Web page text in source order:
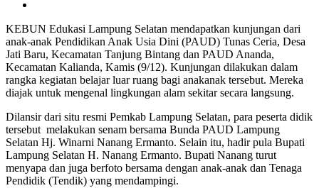
KEBUN Edukasi Lampung Selatan mendapatkan kunjungan dari
anak-anak Pendidikan Anak Usia Dini (PAUD) Tunas Ceria, Desa
Jati Baru, Kecamatan Tanjung Bintang dan PAUD Ananda,
Kecamatan Kalianda, Kamis (9/12). Kunjungan dilakukan dalam
rangka kegiatan belajar luar ruang bagi anakanak tersebut. Mereka
diajak untuk mengenal lingkungan alam sekitar secara langsung.
Dilansir dari situ resmi Pemkab Lampung Selatan, para peserta didik
tersebut melakukan senam bersama Bunda PAUD Lampung
Selatan Hj. Winarni Nanang Ermanto. Selain itu, hadir pula Bupati
Lampung Selatan H. Nanang Ermanto. Bupati Nanang turut
menyapa dan juga berfoto bersama dengan anak-anak dan Tenaga
Pendidik (Tendik) yang mendampingi.